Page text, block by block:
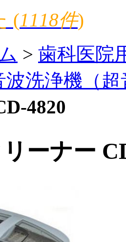
(1118件)
> 歯科医院
波洗浄機（
4820
ーナー